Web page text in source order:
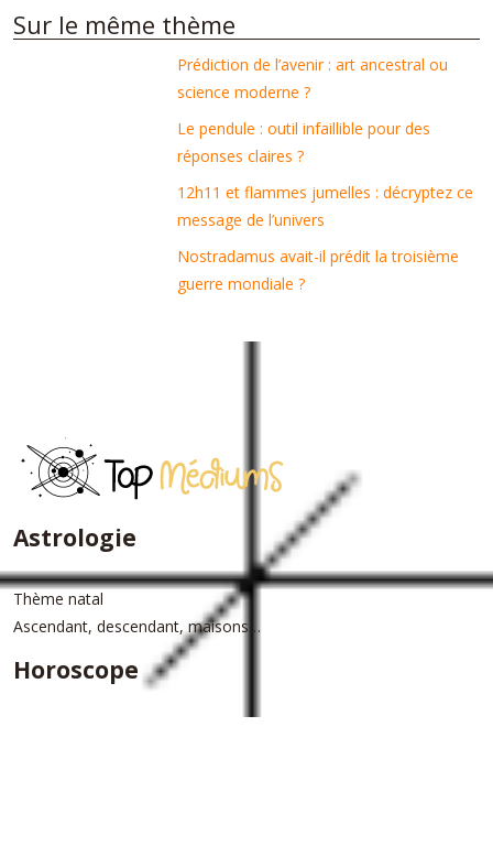
Sur le même thème
Prédiction de l’avenir : art ancestral ou
science moderne ?
Le pendule : outil infaillible pour des
réponses claires ?
12h11 et flammes jumelles : décryptez ce
message de l’univers
Nostradamus avait-il prédit la troisième
guerre mondiale ?
Astrologie
Thème natal
Ascendant, descendant, maisons…
Horoscope